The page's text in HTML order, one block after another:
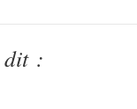
dit :